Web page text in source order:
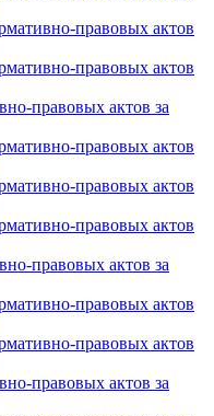
правовых актов
правовых актов
правовых актов за
правовых актов
правовых актов
правовых актов
правовых актов за
правовых актов
правовых актов
правовых актов за